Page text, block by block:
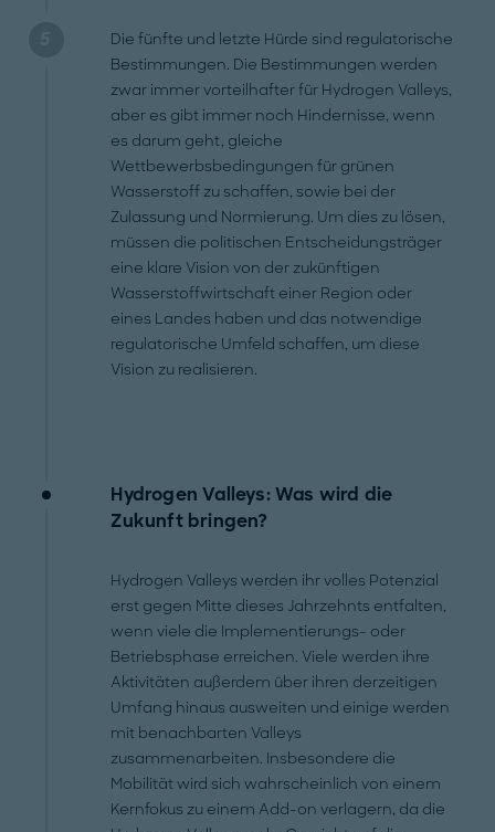
Die fünfte und letzte Hürde sind regulatorische
Bestimmungen. Die Bestimmungen werden
zwar immer vorteilhafter für Hydrogen Valleys,
aber es gibt immer noch Hindernisse, wenn
es darum geht, gleiche
Wettbewerbsbedingungen für grünen
Wasserstoff zu schaffen, sowie bei der
Zulassung und Normierung. Um dies zu lösen,
müssen die politischen Entscheidungsträger
eine klare Vision von der zukünftigen
Wasserstoffwirtschaft einer Region oder
eines Landes haben und das notwendige
regulatorische Umfeld schaffen, um diese
Vision zu realisieren.
Hydrogen Valleys: Was wird die
Zukunft bringen?
Hydrogen Valleys werden ihr volles Potenzial
erst gegen Mitte dieses Jahrzehnts entfalten,
wenn viele die Implementierungs- oder
Betriebsphase erreichen. Viele werden ihre
Aktivitäten außerdem über ihren derzeitigen
Umfang hinaus ausweiten und einige werden
mit benachbarten Valleys
zusammenarbeiten. Insbesondere die
Mobilität wird sich wahrscheinlich von einem
Kernfokus zu einem Add-on verlagern, da die